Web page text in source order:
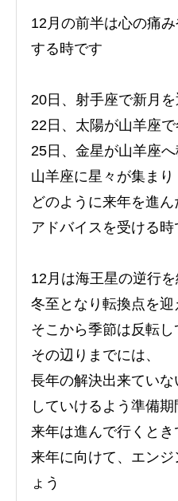
12月の前半は心の痛
する時です
20日、射手座で新月
22日、太陽が山羊座
25日、金星が山羊座
山羊座に星々が集まり
どのように来年を進
アドバイスを受ける時
12月は海王星の逆行を
冬至となり転換点を迎
そこから季節は反転
その辺りまでには、
長年の解決出来てい
していけるよう準備
来年は進んで行くとき
来年に向けて、エン
ょう